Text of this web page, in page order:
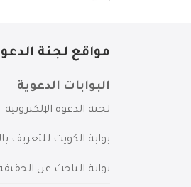
مواقع لجنة
البوابات الدعوية
لجنة الدعوة الإلكترونية
بوابة الكويت للتعريف
بوابة الباحث عن